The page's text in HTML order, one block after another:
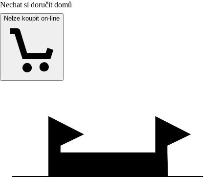
Nechat si doručit domů
Nelze koupit on-line